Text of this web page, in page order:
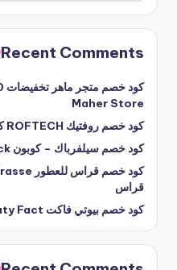
Recent Comments
Maher Store
كود خصم روفتيك ROFTECH كوبون خصم روفتيك
كود خصم سيلفرباك – كوبون Silverback
قراس
كود خصم بيوتي فاكت Beauty Fact حتى 30%